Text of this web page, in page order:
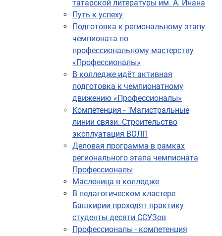
татарской литературы им. А. Инана
Путь к успеху
Подготовка к региональному этапу
чемпионата по
профессиональному мастерству
«Профессионалы»
В колледже идёт активная
подготовка к чемпионатному
движению «Профессионалы»
Компетенция - "Магистральные
линии связи. Строительство
эксплуатация ВОЛП
Деловая программа в рамках
регионального этапа чемпионата
Профессионалы
Масленица в колледже
В педагогическом кластере
Башкирии проходят практику
студенты десяти ССУЗов
Профессионалы - компетенция